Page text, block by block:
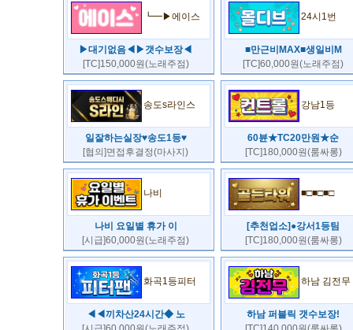
┗━▶에이스
▶대기없음◀▶갯수보장◀
[TC]150,000원(노래주점)
24시1번
■만근비MAX■생일비M
[TC]60,000원(노래주점)
송도s라인스
일잘하는실장♥송도1등♥
[협의]면접후결정(마사지)
강남1등
60뷴★TC20만원★순
[TC]180,000원(룸싸롱)
나비
나비 요일별 휴가 이
[시급]60,000원(노래주점)
■□■□■□
[추천업소]●강서1등팀
[TC]180,000원(룸싸롱)
화곡1등피터
◀◀끼차산24시간◆ 노
하남 김전무
하남 퍼블릭 갯수보장!